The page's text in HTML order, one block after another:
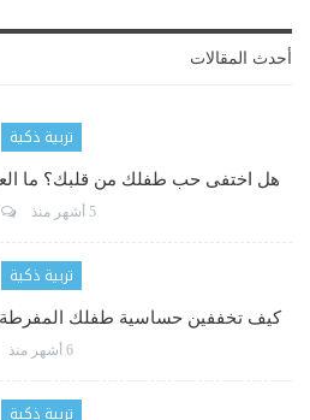
أحدث المقالات
تربية ذكية
هل اختفى حب طفلك من قلبك؟ ما
5 أشهر منذ
تربية ذكية
كيف تخففين حساسية طفلك المفرطة
6 أشهر منذ
تربية ذكية